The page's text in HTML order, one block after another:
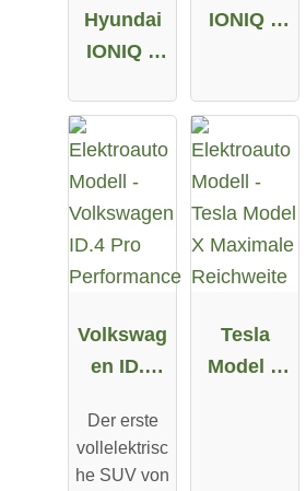
Hyundai
IONIQ 5
Allrad
IONIQ 5
Volkswag
en ID.4
Performa
nce
Der erste
vollelektrisc
he SUV von
Tesla
Model X